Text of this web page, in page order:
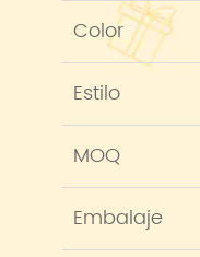
Color
Estilo
MOQ
Embalaje